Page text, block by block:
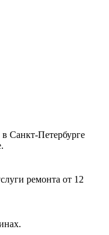
Санкт-Петербурге
ремонта от 12